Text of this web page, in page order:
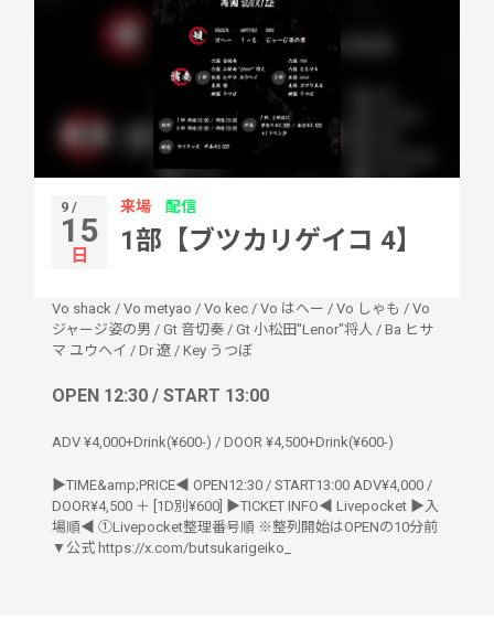
9 /
15
日
来場 配信
1部【ブツカリゲイコ 4】
Vo shack / Vo metyao / Vo kec / Vo はへー / Vo しゃも / Vo
ジャージ姿の男 / Gt 音切奏 / Gt 小松田"Lenor"将人 / Ba ヒサ
マ ユウヘイ / Dr 遼 / Key うつぼ
OPEN 12:30 / START 13:00
ADV ¥4,000+Drink(¥600-) / DOOR ¥4,500+Drink(¥600-)
▶︎TIME&amp;PRICE◀︎ OPEN12:30 / START13:00 ADV¥4,000 /
DOOR¥4,500 ＋ [1D別¥600] ▶︎TICKET INFO◀︎ Livepocket ▶︎入
場順◀︎ ①Livepocket整理番号順 ※整列開始はOPENの10分前
▼公式 https://x.com/butsukarigeiko_